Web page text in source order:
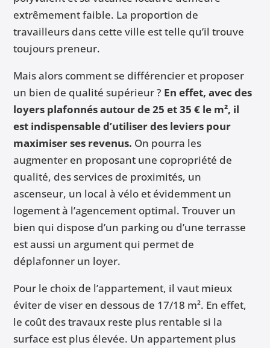
extrêmement faible. La proportion de
travailleurs dans cette ville est telle qu’il trouve
toujours preneur.
Mais alors comment se différencier et proposer
un bien de qualité supérieur ? En effet, avec des
loyers plafonnés autour de 25 et 35 € le m², il
est indispensable d’utiliser des leviers pour
maximiser ses revenus. On pourra les
augmenter en proposant une copropriété de
qualité, des services de proximités, un
ascenseur, un local à vélo et évidemment un
logement à l’agencement optimal. Trouver un
bien qui dispose d’un parking ou d’une terrasse
est aussi un argument qui permet de
déplafonner un loyer.
Pour le choix de l’appartement, il vaut mieux
éviter de viser en dessous de 17/18 m². En effet,
le coût des travaux reste plus rentable si la
surface est plus élevée. Un appartement plus